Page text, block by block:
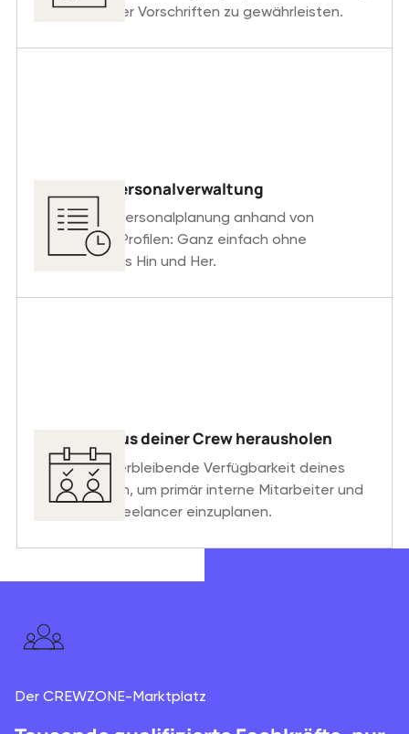
internationaler Vorschriften zu gewährleisten.
Effiziente Personalverwaltung
Erledige die Personalplanung anhand von
detaillierten Profilen: Ganz einfach ohne
zeitraubendes Hin und Her.
Das Beste aus deiner Crew herausholen
Sieh dir die verbleibende Verfügbarkeit deines
Personales an, um primär interne Mitarbeiter und
bei Bedarf Freelancer einzuplanen.
Der CREWZONE-Marktplatz